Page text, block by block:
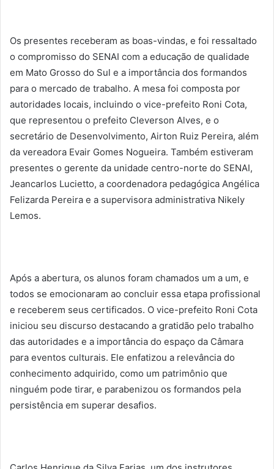
Os presentes receberam as boas-vindas, e foi ressaltado
o compromisso do SENAI com a educação de qualidade
em Mato Grosso do Sul e a importância dos formandos
para o mercado de trabalho. A mesa foi composta por
autoridades locais, incluindo o vice-prefeito Roni Cota,
que representou o prefeito Cleverson Alves, e o
secretário de Desenvolvimento, Airton Ruiz Pereira, além
da vereadora Evair Gomes Nogueira. Também estiveram
presentes o gerente da unidade centro-norte do SENAI,
Jeancarlos Lucietto, a coordenadora pedagógica Angélica
Felizarda Pereira e a supervisora administrativa Nikely
Lemos.
Após a abertura, os alunos foram chamados um a um, e
todos se emocionaram ao concluir essa etapa profissional
e receberem seus certificados. O vice-prefeito Roni Cota
iniciou seu discurso destacando a gratidão pelo trabalho
das autoridades e a importância do espaço da Câmara
para eventos culturais. Ele enfatizou a relevância do
conhecimento adquirido, como um patrimônio que
ninguém pode tirar, e parabenizou os formandos pela
persistência em superar desafios.